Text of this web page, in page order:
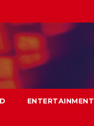
ENTERTAINMENT